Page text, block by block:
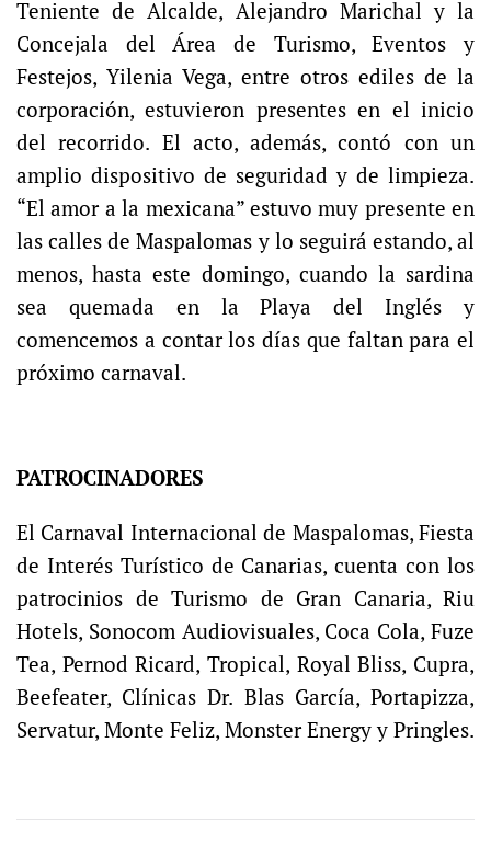
Teniente de Alcalde, Alejandro Marichal y la
Concejala del Área de Turismo, Eventos y
Festejos, Yilenia Vega, entre otros ediles de la
corporación, estuvieron presentes en el inicio
del recorrido. El acto, además, contó con un
amplio dispositivo de seguridad y de limpieza.
“El amor a la mexicana” estuvo muy presente en
las calles de Maspalomas y lo seguirá estando, al
menos, hasta este domingo, cuando la sardina
sea quemada en la Playa del Inglés y
comencemos a contar los días que faltan para el
próximo carnaval.
PATROCINADORES
El Carnaval Internacional de Maspalomas, Fiesta
de Interés Turístico de Canarias, cuenta con los
patrocinios de Turismo de Gran Canaria, Riu
Hotels, Sonocom Audiovisuales, Coca Cola, Fuze
Tea, Pernod Ricard, Tropical, Royal Bliss, Cupra,
Beefeater, Clínicas Dr. Blas García, Portapizza,
Servatur, Monte Feliz, Monster Energy y Pringles.